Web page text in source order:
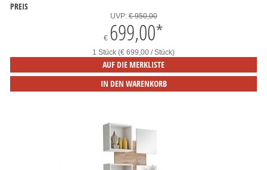
PREIS
UVP:€ 950,00
€ 699,00*
1 Stück (€ 699,00 / Stück)
AUF DIE MERKLISTE
IN DEN WARENKORB